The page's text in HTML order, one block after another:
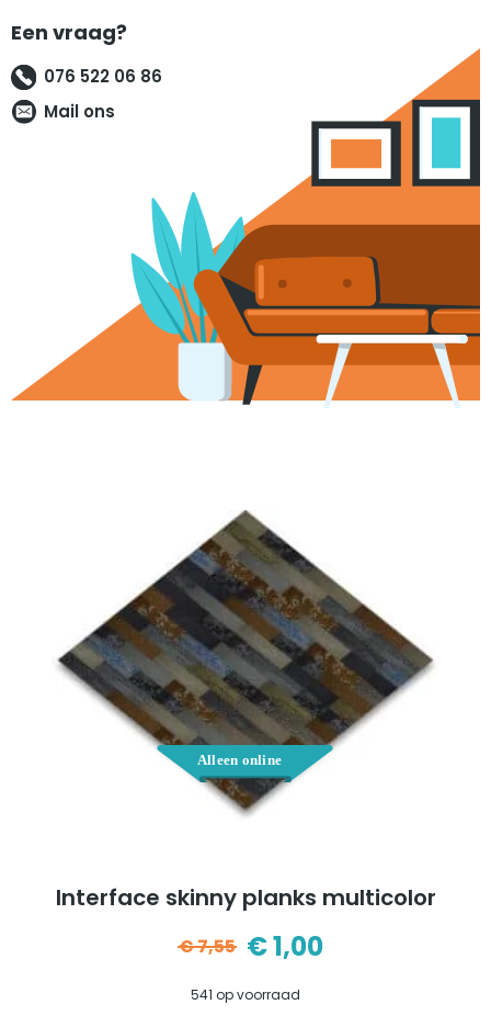
Een vraag?
076 522 06 86
Mail ons
Interface skinny planks multicolor
€7,55
Oorspronkelijke
prijs
€1,00
Huidige
prijs
541 op voorraad